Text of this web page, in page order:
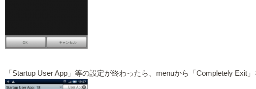
「Startup User App」等の設定が終わったら、menuから「Completely